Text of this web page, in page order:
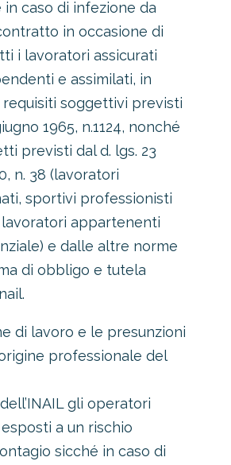
caso di infezione da
in occasione di
i lavoratori assicurati
e assimilati, in
requisiti soggettivi previsti
1965, n.1124, nonché
previsti dal d. lgs. 23
n. 38 (lavoratori
sportivi professionisti
appartenenti
e dalle altre norme
di obbligo e tutela
di lavoro e le presunzioni
professionale del
gli operatori
a un rischio
sicché in caso di